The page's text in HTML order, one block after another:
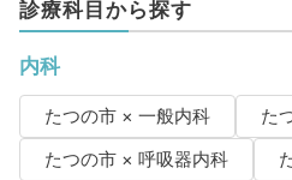
診療科目から探す
内科
たつの市 × 一般内科
た
たつの市 × 呼吸器内科